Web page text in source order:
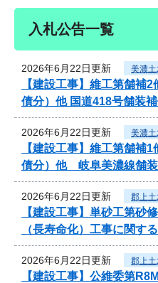
入札公告一覧
2026年6月22日更新 美濃
【建設工事】維工第舗補
債分）他 国道418号舗装
2026年6月22日更新 美濃
【建設工事】維工第舗補
債分）他 岐阜美濃線舗
2026年6月22日更新 郡上
【建設工事】単砂工第砂
（長寿命化）工事に関す
2026年6月22日更新 郡上
【建設工事】公維委第